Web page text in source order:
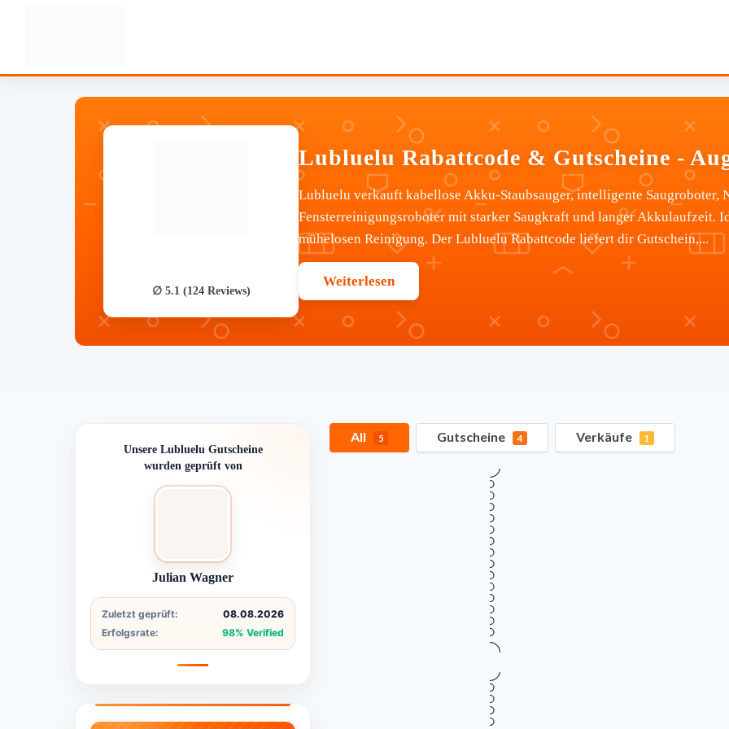
∅ 5.1 (124 Reviews)
Lubluelu Rabattcode & Gutscheine -
Lubluelu verkauft kabellose Akku-Staubsauger, intelligente Saugroboter,
Fensterreinigungsroboter mit starker Saugkraft und langer Akkulaufzeit.
mühelosen Reinigung. Der Lubluelu Rabattcode liefert dir Gutschein,...
Weiterlesen
All 5 Gutscheine 4 Verkäufe 1
Unsere Lubluelu Gutscheine
wurden geprüft von
Julian Wagner
Zuletzt geprüft:
08.08.2026
Erfolgsrate:
98% Verified